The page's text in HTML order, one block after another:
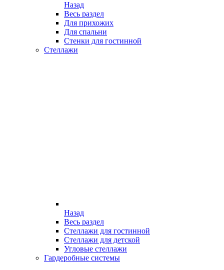
Назад
Весь раздел
Для прихожих
Для спальни
Стенки для гостинной
Стеллажи
Назад
Весь раздел
Стеллажи для гостинной
Стеллажи для детской
Угловые стеллажи
Гардеробные системы